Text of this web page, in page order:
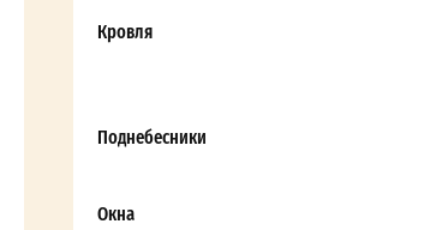
Кровля
Поднебесники
Окна